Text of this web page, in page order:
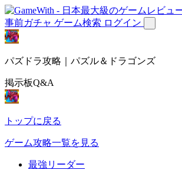
事前ガチャ ゲーム検索 ログイン
パズドラ攻略｜パズル＆ドラゴンズ
掲示板Q&A
トップに戻る
ゲーム攻略一覧を見る
最強リーダー